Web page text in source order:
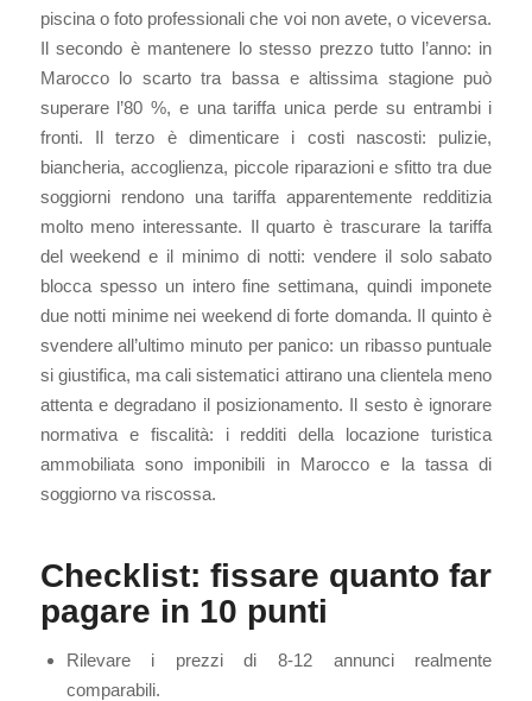
piscina o foto professionali che voi non avete, o viceversa.
Il secondo è mantenere lo stesso prezzo tutto l’anno: in
Marocco lo scarto tra bassa e altissima stagione può
superare l’80 %, e una tariffa unica perde su entrambi i
fronti. Il terzo è dimenticare i costi nascosti: pulizie,
biancheria, accoglienza, piccole riparazioni e sfitto tra due
soggiorni rendono una tariffa apparentemente redditizia
molto meno interessante. Il quarto è trascurare la tariffa
del weekend e il minimo di notti: vendere il solo sabato
blocca spesso un intero fine settimana, quindi imponete
due notti minime nei weekend di forte domanda. Il quinto è
svendere all’ultimo minuto per panico: un ribasso puntuale
si giustifica, ma cali sistematici attirano una clientela meno
attenta e degradano il posizionamento. Il sesto è ignorare
normativa e fiscalità: i redditi della locazione turistica
ammobiliata sono imponibili in Marocco e la tassa di
soggiorno va riscossa.
Checklist: fissare quanto far
pagare in 10 punti
Rilevare i prezzi di 8-12 annunci realmente
comparabili.